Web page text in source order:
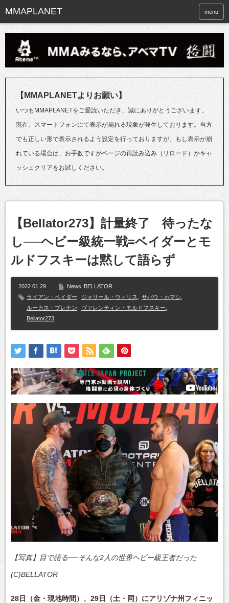
menu
【MMAPLANETよりお願い】
いつもMMAPLANETをご愛読いただき、誠にありがとうございます。
現在、スマートフォンにて表示が崩れる現象が発生しております。当方
でも正しい形で表示されるよう設定を行っておりますが、もし表示が崩
れている場合は、お手数ですがページの再読み込み（リロード）かキャ
ッシュクリアをお試しください。
【Bellator273】計量終了 待ったな
し──ヘビー級統一戦=ベイダーとモ
ルドフスキーは黙して語らず
2022.01.29 News BELLATOR
ライアン・ベイダー
ジャリール・ウィリス サバウ・ホマシ
ルーカス・ブレナン
ヴァレンティン・モルドフスキー
Bellator273
【写真】目で語る──そんな2人の世界ヘビー級王者だった
(C)BELLATOR
28日（金・現地時間）、29日（土・同）にアリゾナ州フィニッ